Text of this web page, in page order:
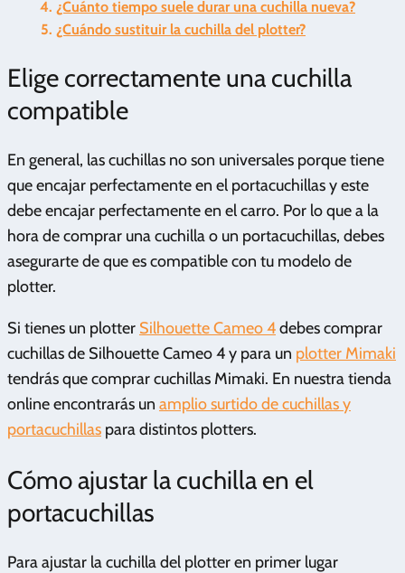
¿Cuánto tiempo suele durar una cuchilla nueva?
¿Cuándo sustituir la cuchilla del plotter?
Elige correctamente una cuchilla
compatible
En general, las cuchillas no son universales porque tiene
que encajar perfectamente en el portacuchillas y este
debe encajar perfectamente en el carro. Por lo que a la
hora de comprar una cuchilla o un portacuchillas, debes
asegurarte de que es compatible con tu modelo de
plotter.
Si tienes un plotter Silhouette Cameo 4debes comprar
cuchillas de Silhouette Cameo 4 y para un plotter Mimaki
tendrás que comprar cuchillas Mimaki. En nuestra tienda
online encontrarás un amplio surtido de cuchillas y
portacuchillas para distintos plotters.
Cómo ajustar la cuchilla en el
portacuchillas
Para ajustar la cuchilla del plotter en primer lugar